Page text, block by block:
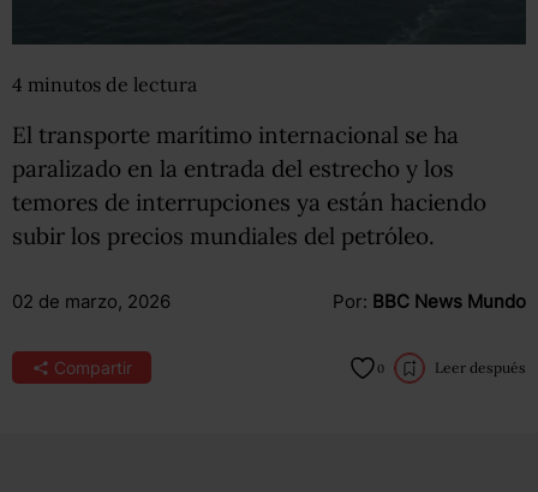
4 minutos de lectura
El transporte marítimo internacional se ha
paralizado en la entrada del estrecho y los
temores de interrupciones ya están haciendo
subir los precios mundiales del petróleo.
02 de marzo, 2026 Por: BBC News Mundo
Compartir 0 Leer después